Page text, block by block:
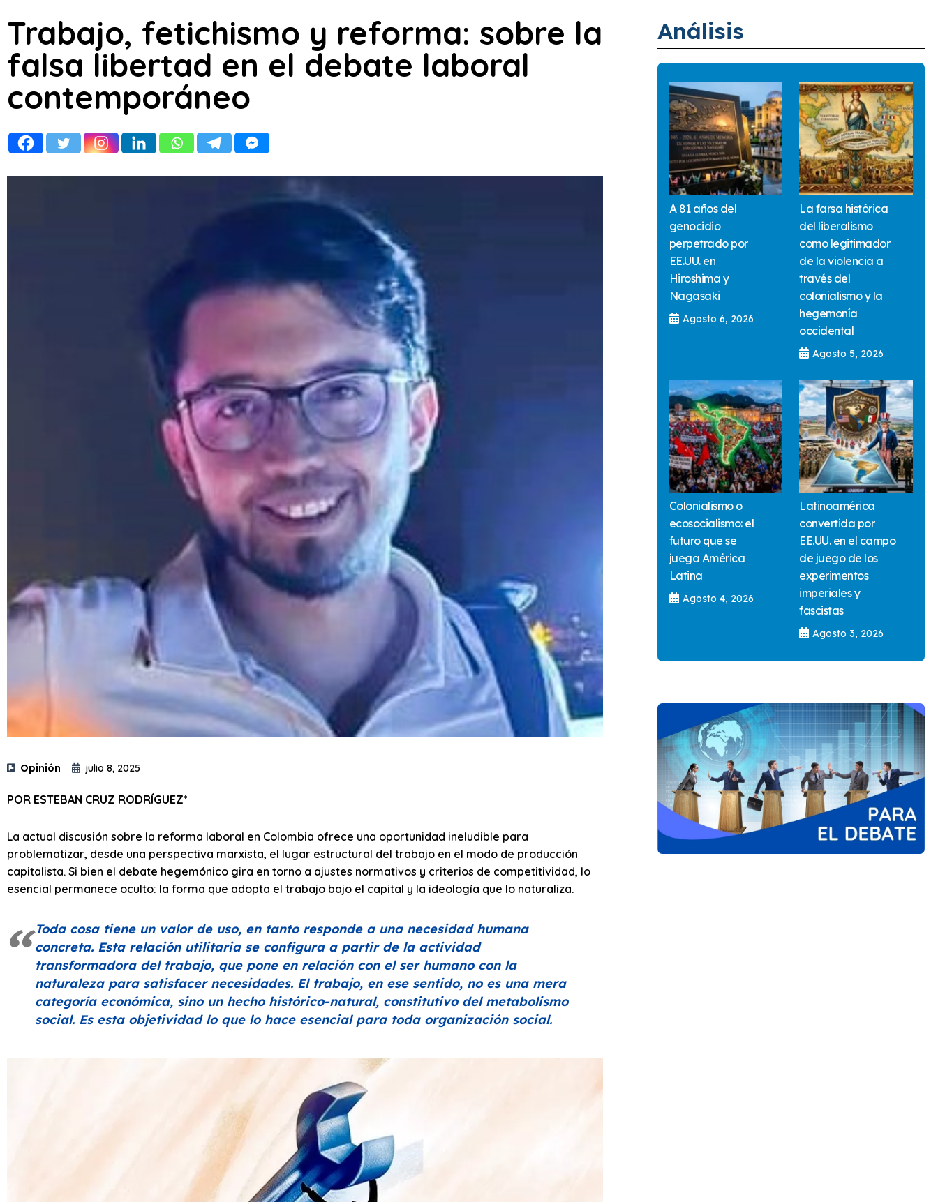
Trabajo, fetichismo y reforma: sobre la
falsa libertad en el debate laboral
contemporáneo
Opinión julio 8, 2025
POR ESTEBAN CRUZ RODRÍGUEZ*
La actual discusión sobre la reforma laboral en Colombia ofrece una oportunidad ineludible para
problematizar, desde una perspectiva marxista, el lugar estructural del trabajo en el modo de producción
capitalista. Si bien el debate hegemónico gira en torno a ajustes normativos y criterios de competitividad, lo
esencial permanece oculto: la forma que adopta el trabajo bajo el capital y la ideología que lo naturaliza.
Toda cosa tiene un valor de uso, en tanto responde a una necesidad humana
concreta. Esta relación utilitaria se configura a partir de la actividad
transformadora del trabajo, que pone en relación con el ser humano con la
naturaleza para satisfacer necesidades. El trabajo, en ese sentido, no es una mera
categoría económica, sino un hecho histórico-natural, constitutivo del metabolismo
social. Es esta objetividad lo que lo hace esencial para toda organización social.
Análisis
A 81 años del
genocidio
perpetrado por
EE.UU. en
Hiroshima y
Nagasaki
Agosto 6, 2026
La farsa histórica
del liberalismo
como legitimador
de la violencia a
través del
colonialismo y la
hegemonía
occidental
Agosto 5, 2026
Colonialismo o
ecosocialismo: el
futuro que se
juega América
Latina
Agosto 4, 2026
Latinoamérica
convertida por
EE.UU. en el campo
de juego de los
experimentos
imperiales y
fascistas
Agosto 3, 2026